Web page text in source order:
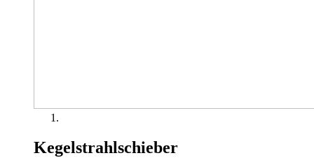
Kegelstrahlschieber